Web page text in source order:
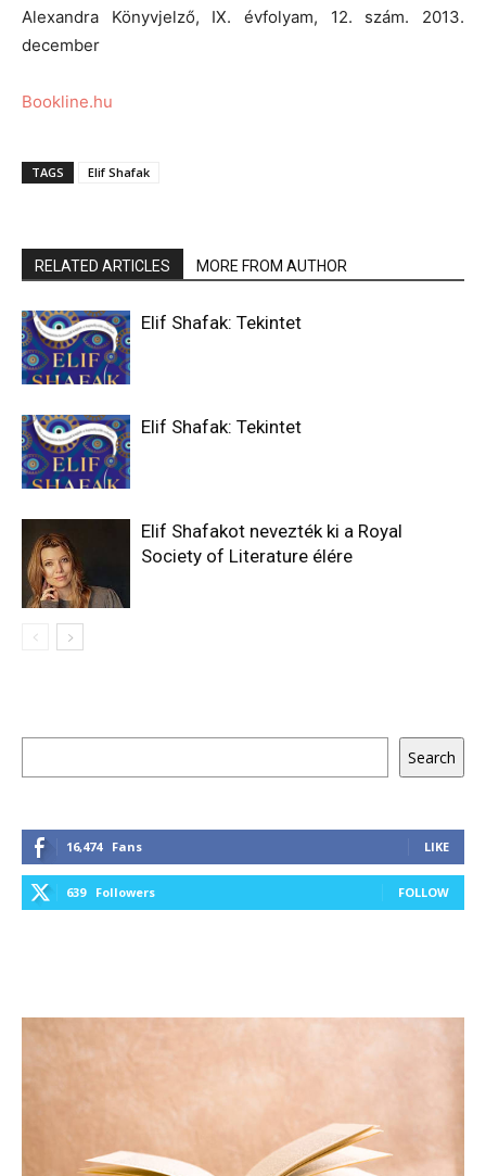
Alexandra Könyvjelző, IX. évfolyam, 12. szám. 2013.
december
Bookline.hu
TAGS Elif Shafak
RELATED ARTICLES MORE FROM AUTHOR
Elif Shafak: Tekintet
Elif Shafak: Tekintet
Elif Shafakot nevezték ki a Royal
Society of Literature élére
Search
16,474 Fans LIKE
639 Followers FOLLOW